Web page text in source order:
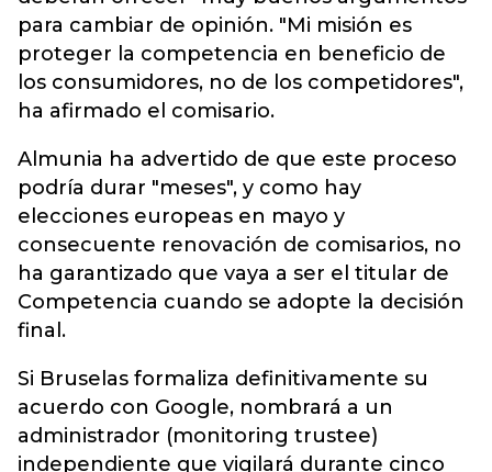
para cambiar de opinión. "Mi misión es
proteger la competencia en beneficio de
los consumidores, no de los competidores",
ha afirmado el comisario.
Almunia ha advertido de que este proceso
podría durar "meses", y como hay
elecciones europeas en mayo y
consecuente renovación de comisarios, no
ha garantizado que vaya a ser el titular de
Competencia cuando se adopte la decisión
final.
Si Bruselas formaliza definitivamente su
acuerdo con Google, nombrará a un
administrador (monitoring trustee)
independiente que vigilará durante cinco